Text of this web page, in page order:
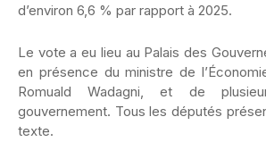
d’environ 6,6 % par rapport à 2025.
Le vote a eu lieu au Palais des
en présence du ministre de
Romuald Wadagni, et de
gouvernement. Tous les députés
texte.